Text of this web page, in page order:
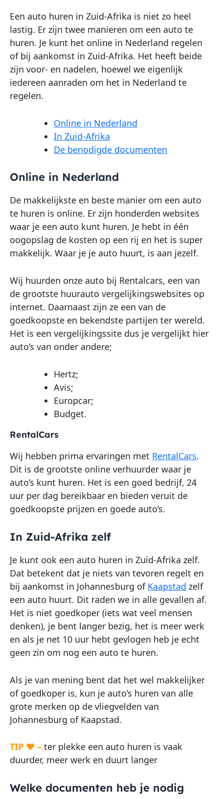
Een auto huren in Zuid-Afrika is niet zo heel
lastig. Er zijn twee manieren om een auto te
huren. Je kunt het online in Nederland regelen
of bij aankomst in Zuid-Afrika. Het heeft beide
zijn voor- en nadelen, hoewel we eigenlijk
iedereen aanraden om het in Nederland te
regelen.
Online in Nederland
In Zuid-Afrika
De benodigde documenten
Online in Nederland
De makkelijkste en beste manier om een auto
te huren is online. Er zijn honderden websites
waar je een auto kunt huren. Je hebt in één
oogopslag de kosten op een rij en het is super
makkelijk. Waar je je auto huurt, is aan jezelf.
Wij huurden onze auto bij Rentalcars, een van
de grootste huurauto vergelijkingswebsites op
internet. Daarnaast zijn ze een van de
goedkoopste en bekendste partijen ter wereld.
Het is een vergelijkingssite dus je vergelijkt hier
auto’s van onder andere;
Hertz;
Avis;
Europcar;
Budget.
RentalCars
Wij hebben prima ervaringen met RentalCars.
Dit is de grootste online verhuurder waar je
auto’s kunt huren. Het is een goed bedrijf, 24
uur per dag bereikbaar en bieden veruit de
goedkoopste prijzen en goede auto’s.
In Zuid-Afrika zelf
Je kunt ook een auto huren in Zuid-Afrika zelf.
Dat betekent dat je niets van tevoren regelt en
bij aankomst in Johannesburg of Kaapstad zelf
een auto huurt. Dit raden we in alle gevallen af.
Het is niet goedkoper (iets wat veel mensen
denken), je bent langer bezig, het is meer werk
en als je net 10 uur hebt gevlogen heb je echt
geen zin om nog een auto te huren.
Als je van mening bent dat het wel makkelijker
of goedkoper is, kun je auto’s huren van alle
grote merken op de vliegvelden van
Johannesburg of Kaapstad.
TIP ♥ – ter plekke een auto huren is vaak
duurder, meer werk en duurt langer
Welke documenten heb je nodig